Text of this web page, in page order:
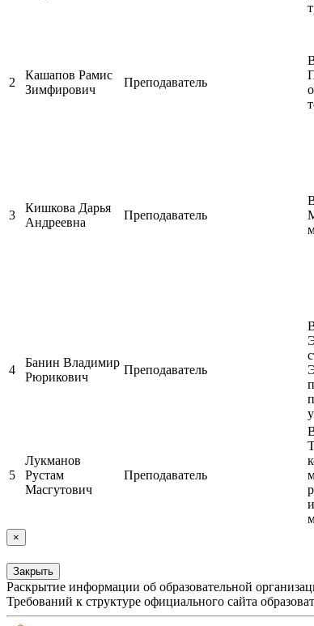
2
Кашапов Рамис
Зимфирович
Преподаватель
3
Кишкова Дарья
Андреевна
Преподаватель
4
Банин Владимир
Рюрикович
Преподаватель
5
Лукманов
Рустам
Масгутович
Преподаватель
×
Закрыть
Раскрытие информации об образовательной
Требований к структуре официального сайта